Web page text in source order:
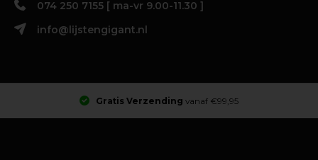
074 250 7155 [ ma-vr 9.00-11.30 ]
info@lijstengigant.nl
Gratis Verzending vanaf €99,95